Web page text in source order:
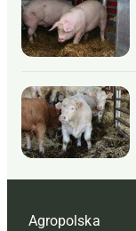
Agropolska